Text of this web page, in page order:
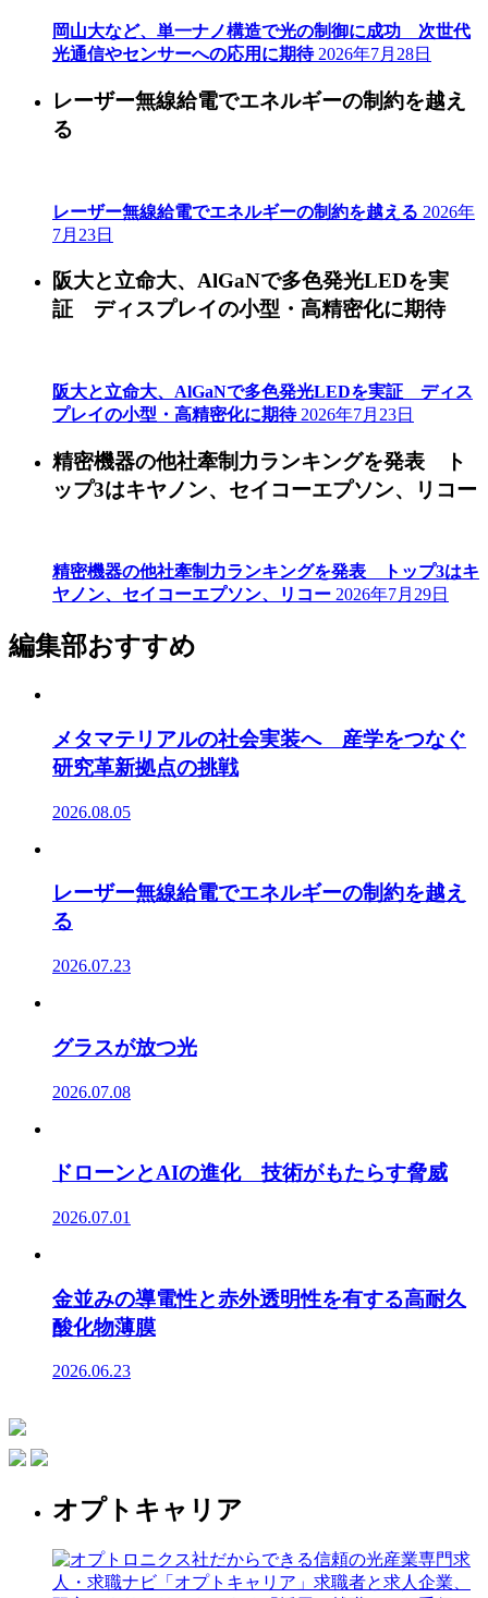
岡山大など、単一ナノ構造で光の制御に成功 次世代
光通信やセンサーへの応用に期待 2026年7月28日
レーザー無線給電でエネルギーの制約を越え
る
レーザー無線給電でエネルギーの制約を越える 2026年
7月23日
阪大と立命大、AlGaNで多色発光LEDを実
証 ディスプレイの小型・高精密化に期待
阪大と立命大、AlGaNで多色発光LEDを実証 ディス
プレイの小型・高精密化に期待 2026年7月23日
精密機器の他社牽制力ランキングを発表 ト
ップ3はキヤノン、セイコーエプソン、リコー
精密機器の他社牽制力ランキングを発表 トップ3はキ
ヤノン、セイコーエプソン、リコー 2026年7月29日
編集部おすすめ
メタマテリアルの社会実装へ 産学をつなぐ
研究革新拠点の挑戦
2026.08.05
レーザー無線給電でエネルギーの制約を越え
る
2026.07.23
グラスが放つ光
2026.07.08
ドローンとAIの進化 技術がもたらす脅威
2026.07.01
金並みの導電性と赤外透明性を有する高耐久
酸化物薄膜
2026.06.23
オプトキャリア